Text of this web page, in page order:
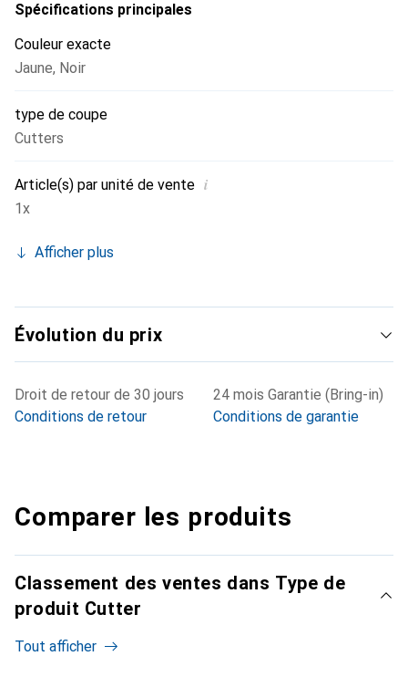
Spécifications principales
Couleur exacte
Jaune, Noir
type de coupe
Cutters
Article(s) par unité de vente i
1x
Afficher plus
Évolution du prix
Droit de retour de 30 jours
Conditions de retour
24 mois Garantie (Bring-in)
Conditions de garantie
Comparer les produits
Classement des ventes dans Type de
produit Cutter
Tout afficher